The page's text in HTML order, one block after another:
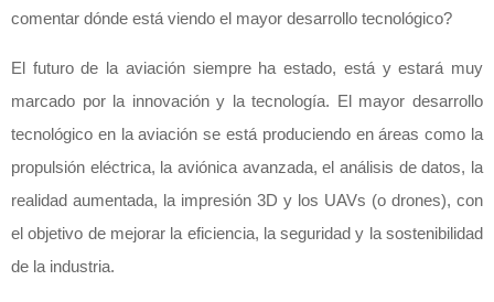
comentar dónde está viendo el mayor desarrollo tecnológico?
El futuro de la aviación siempre ha estado, está y estará muy
marcado por la innovación y la tecnología. El mayor desarrollo
tecnológico en la aviación se está produciendo en áreas como la
propulsión eléctrica, la aviónica avanzada, el análisis de datos, la
realidad aumentada, la impresión 3D y los UAVs (o drones), con
el objetivo de mejorar la eficiencia, la seguridad y la sostenibilidad
de la industria.